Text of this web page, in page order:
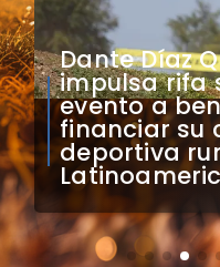
Dante Díaz
impulsa rifa
evento a
financiar su
deportiva